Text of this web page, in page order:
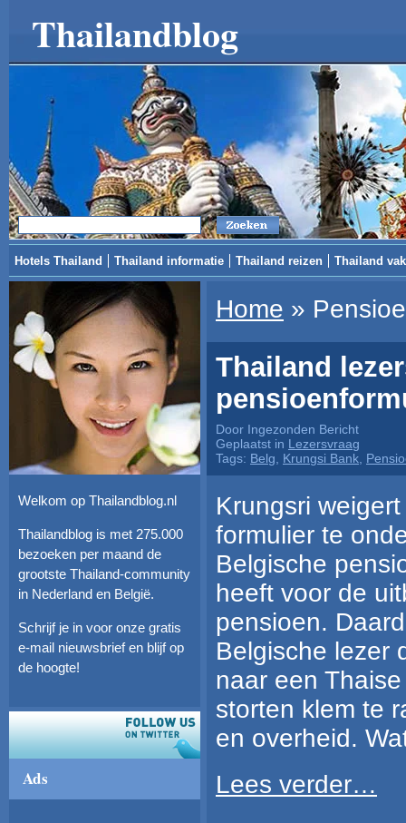
Thailandblog
Hotels Thailand Thailand informatie Thailand reizen Thailand
Welkom op Thailandblog.nl
Thailandblog is met 275.000
bezoeken per maand de
grootste Thailand-community
in Nederland en België.
Schrijf je in voor onze gratis
e-mail nieuwsbrief en blijf op
de hoogte!
Ads
Home »
Thailand
Door Ingezonden Bericht
Geplaatst in Lezersvraag
Tags: Belg Krungsi Bank
Krungsri
formulier te
Belgische
heeft voor de
pensioen.
Belgische lezer
naar een
storten klem te
en overheid.
Lees verder…